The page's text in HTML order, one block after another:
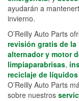
ayudarán a
invierno.
O’Reilly Auto Parts
revisión gratis de la
alternador y motor
limpiaparabrisas,
reciclaje de
O’Reilly Auto Parts
sobre nuestros